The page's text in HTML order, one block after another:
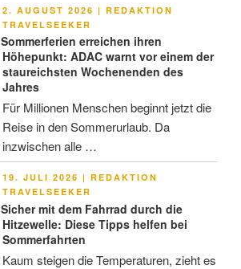
VERÖFFENTLICHT
AM
2. AUGUST 2026 | REDAKTION
TRAVELSEEKER
Sommerferien erreichen ihren
Höhepunkt: ADAC warnt vor einem der
staureichsten Wochenenden des
Jahres
Für Millionen Menschen beginnt jetzt die
Reise in den Sommerurlaub. Da
inzwischen alle …
VERÖFFENTLICHT
AM
19. JULI 2026 | REDAKTION
TRAVELSEEKER
Sicher mit dem Fahrrad durch die
Hitzewelle: Diese Tipps helfen bei
Sommerfahrten
Kaum steigen die Temperaturen, zieht es